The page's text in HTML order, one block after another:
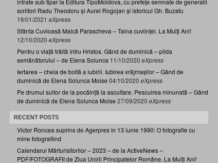
scriitori Radu Theodoru și Aurel Rogojan și istoricul Gh. Buzatu
19/01/2021 eXpress
Sfânta Cuvioasă Maică Parascheva – Taina cuviinței. La Mulți Ani!
12/10/2020 eXpress
Pentru o viață trăită întru Hristos. Gând de duminică – pilda
semănătorului – de Elena Solunca 11/10/2020 eXpress
Iertarea – cheia de boltă a iubirii. Iubirea vrăjmașilor – Gând de
duminică de Elena Solunca Moise 04/10/2020 eXpress
Pe drumul suitor de la pocăință la ascultare. Pescuirea minunată – Gând
de duminică de Elena Solunca Moise 27/09/2020 eXpress
RECENT POSTS
Victor Roncea suprins de Agerpres în 13 iunie 1990: O fotografie cu
mine fotografiind
Calendarul Mărturisitorilor – 2023 – de la ActiveNews –
PDF/FOTOGRAFII de Ziua Unirii Principatelor Române. La Mulți Ani!